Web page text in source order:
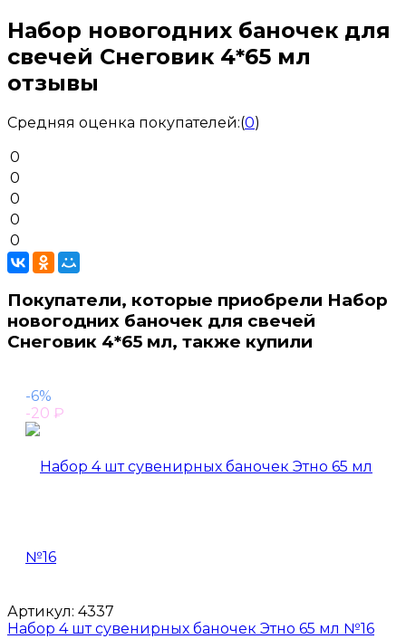
Набор новогодних баночек для
свечей Снеговик 4*65 мл
отзывы
Средняя оценка покупателей:(0)
0
0
0
0
0
Покупатели, которые приобрели Набор
новогодних баночек для свечей
Снеговик 4*65 мл, также купили
-6%
-20 ₽
Артикул: 4337
Набор 4 шт сувенирных баночек Этно 65 мл №16